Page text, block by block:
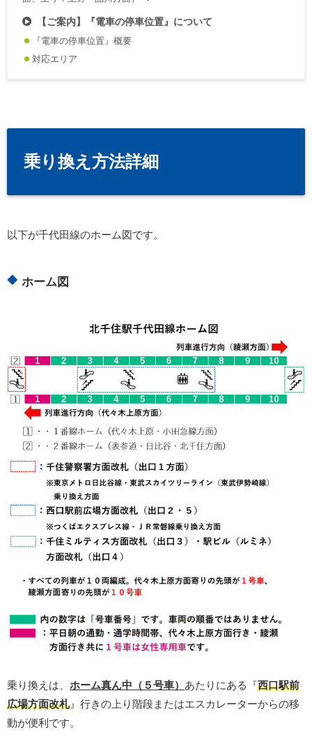
【ご案内】『電車の停車位置』について
『電車の停車位置』概要
対応エリア
乗り換え方法詳細
以下が千代田線のホーム図です。
ホーム図
乗り換えは、 ホーム真ん中（５号車） あたりにある『西口駅前
広場方面改札』行きの上り階段またはエスカレーターからの移
動が便利です。